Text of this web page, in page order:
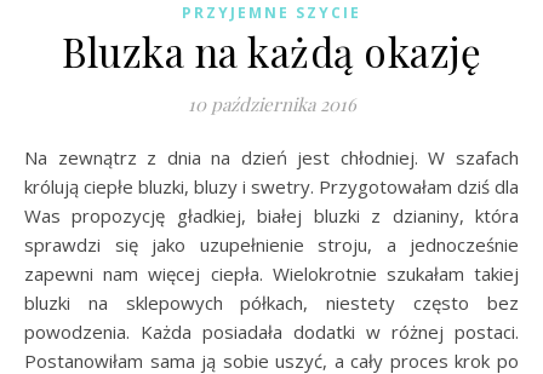
PRZYJEMNE SZYCIE
Bluzka na każdą okazję
10 października 2016
Na zewnątrz z dnia na dzień jest chłodniej. W szafach
królują ciepłe bluzki, bluzy i swetry. Przygotowałam dziś dla
Was propozycję gładkiej, białej bluzki z dzianiny, która
sprawdzi się jako uzupełnienie stroju, a jednocześnie
zapewni nam więcej ciepła. Wielokrotnie szukałam takiej
bluzki na sklepowych półkach, niestety często bez
powodzenia. Każda posiadała dodatki w różnej postaci.
Postanowiłam sama ją sobie uszyć, a cały proces krok po